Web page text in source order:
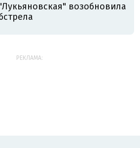
возобновила
РЕКЛАМА: